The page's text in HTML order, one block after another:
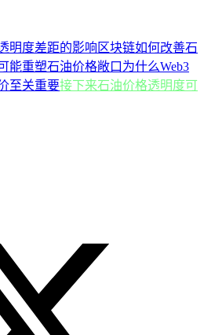
明度差距的影响 区块链如何改善石
能重塑石油价格敞口 为什么Web3
至关重要接下来石油价格透明度可